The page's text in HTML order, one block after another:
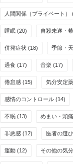
人間関係（プライベート）
睡眠 (20) 自殺未遂・
併発症状 (18) 季節・
過食 (17) 音楽 (17)
倦怠感 (15) 気分安定
感情のコントロール (14)
不眠 (13) めまい・頭
罪悪感 (12) 医者の選
運動 (12) その他の気